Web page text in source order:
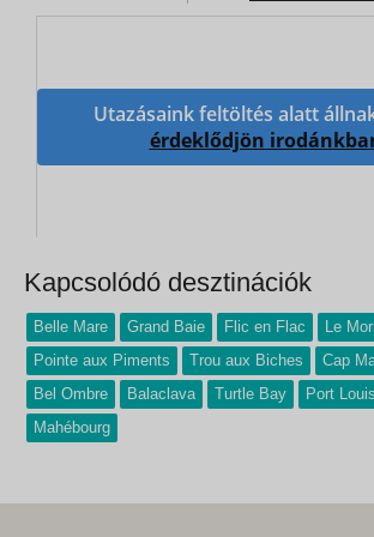
Utazásaink feltöltés alatt
érdeklődjön
Kapcsolódó desztinációk
Belle Mare Grand Baie Flic en Flac Le
Pointe aux Piments
Trou aux Biches
Cap
Bel Ombre
Balaclava Turtle Bay Port Louis
Mahébourg